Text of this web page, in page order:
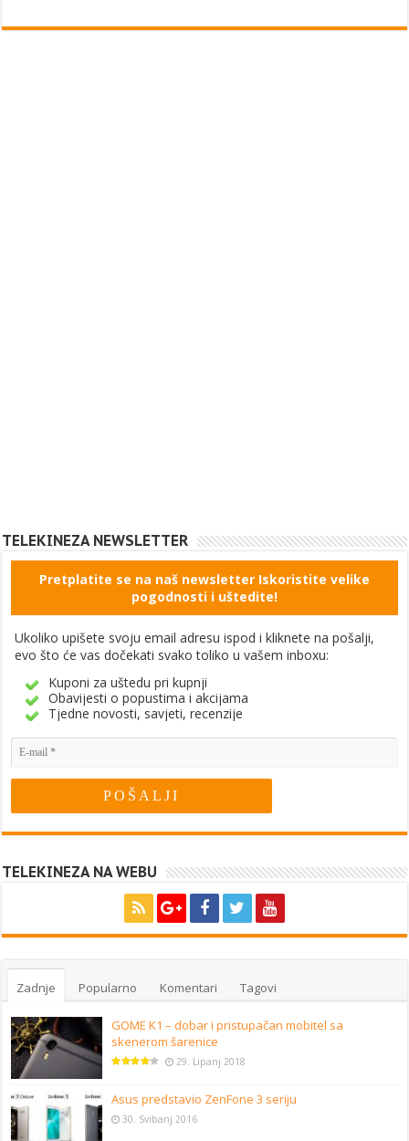
TELEKINEZA NEWSLETTER
Pretplatite se na naš newsletter Iskoristite velike
pogodnosti i uštedite!
Ukoliko upišete svoju email adresu ispod i kliknete na pošalji,
evo što će vas dočekati svako toliko u vašem inboxu:
Kuponi za uštedu pri kupnji
Obavijesti o popustima i akcijama
Tjedne novosti, savjeti, recenzije
TELEKINEZA NA WEBU
Zadnje Popularno Komentari Tagovi
GOME K1 – dobar i pristupačan mobitel sa
skenerom šarenice
29. Lipanj 2018
Asus predstavio ZenFone 3 seriju
30. Svibanj 2016